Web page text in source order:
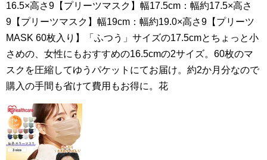
16.5×高さ9【プリーツマスク】幅17.5cm：幅約17.5×高さ
9【プリーツマスク】幅19cm：幅約19.0×高さ9【プリーツ
MASK 60枚入り】「ふつう」サイズの17.5cmとちょっと小
さめの、女性にもおすすめの16.5cmの2サイズ。60枚のマ
スクを圧縮してゆうパケットにてお届け。約2か月分なので
購入の手間も省けて費用もお得に。花